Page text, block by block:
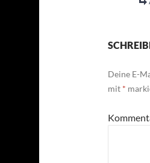
Deine E-
mit *